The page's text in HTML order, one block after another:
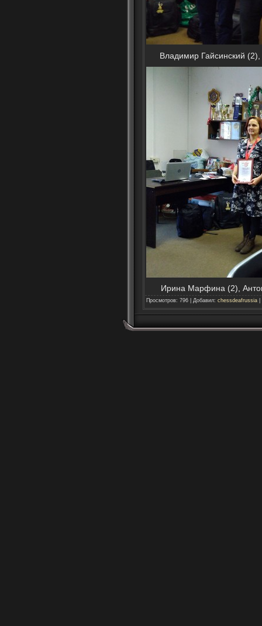
Владимир Гайсинский
Ирина Марфина (2),
Просмотров: 796| Добавил: chessdeafrussia